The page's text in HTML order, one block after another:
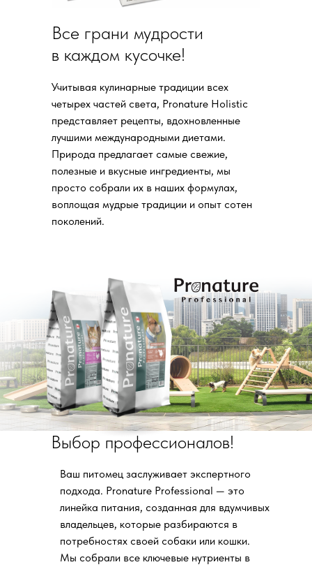
Выбор профессионалов!
Ваш питомец заслуживает экспертного
подхода. Pronature Professional — это
линейка питания, созданная для вдумчивых
владельцев, которые разбираются в
потребностях своей собаки или кошки.
Мы собрали все ключевые нутриенты в
Все грани мудрости
в каждом кусочке!
Учитывая кулинарные традиции всех
четырех частей света, Pronature Holistic
представляет рецепты, вдохновленные
лучшими международными диетами.
Природа предлагает самые свежие,
полезные и вкусные ингредиенты, мы
просто собрали их в наших формулах,
воплощая мудрые традиции и опыт сотен
поколений.